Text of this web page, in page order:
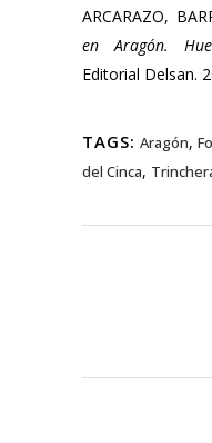
ARCARAZO,
en Aragón.
Editorial Delsan.
TAGS: Aragón,
del Cinca,